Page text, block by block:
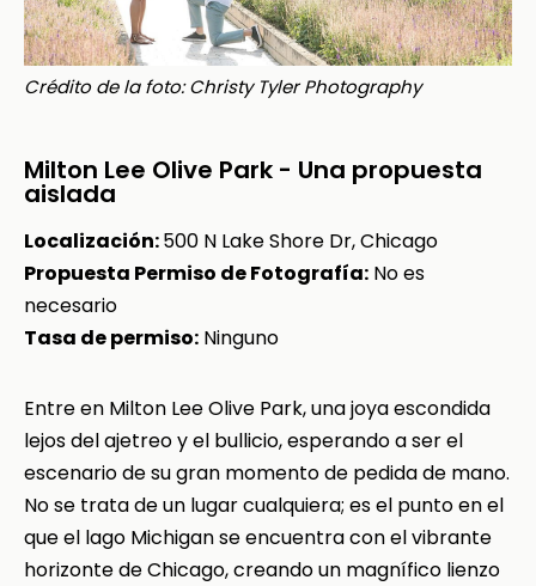
Crédito de la foto: Christy Tyler Photography
Milton Lee Olive Park - Una propuesta
aislada
Localización:500 N Lake Shore Dr, Chicago
Propuesta Permiso de Fotografía: No es
necesario
Tasa de permiso: Ninguno
Entre en Milton Lee Olive Park, una joya escondida
lejos del ajetreo y el bullicio, esperando a ser el
escenario de su gran momento de pedida de mano.
No se trata de un lugar cualquiera; es el punto en el
que el lago Michigan se encuentra con el vibrante
horizonte de Chicago, creando un magnífico lienzo